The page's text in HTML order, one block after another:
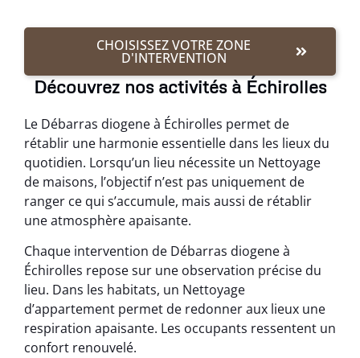
CHOISISSEZ VOTRE ZONE
D'INTERVENTION
Découvrez nos activités à Échirolles
Le Débarras diogene à Échirolles permet de
rétablir une harmonie essentielle dans les lieux du
quotidien. Lorsqu’un lieu nécessite un Nettoyage
de maisons, l’objectif n’est pas uniquement de
ranger ce qui s’accumule, mais aussi de rétablir
une atmosphère apaisante.
Chaque intervention de Débarras diogene à
Échirolles repose sur une observation précise du
lieu. Dans les habitats, un Nettoyage
d’appartement permet de redonner aux lieux une
respiration apaisante. Les occupants ressentent un
confort renouvelé.